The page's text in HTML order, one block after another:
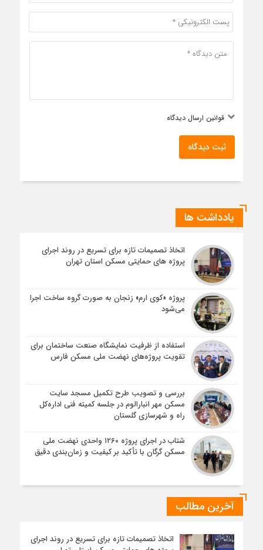
قوانین ارسال دیدگاه
ثبت دیدگاه
یادداشت ها
اتخاذ تصمیمات تازه برای تسریع در روند اجرای
پروژه های حمایتی مسکن استان تهران
پروژه «کوی ارم» زنجان به صورت گروه ساخت اجرا
می‌شود
استفاده از ظرفیت نمایشگاه صنعت ساختمان برای
تقویت پروژه‌های نهضت ملی مسکن فارس
بررسی و تصویب طرح تکمیل مسجد سایت
مسکن مهر انبارالوم در جلسه کمیته فنی اداره‌کل
راه و شهرسازی گلستان
شتاب در اجرای پروژه ۱۲۶۰ واحدی نهضت ملی
مسکن گرگان با تأکید بر کیفیت و زمان‌بندی دقیق
آخرین مطالب
اتخاذ تصمیمات تازه برای تسریع در روند اجرای